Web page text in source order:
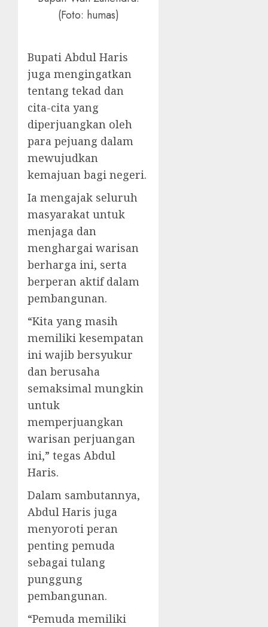
(Foto: humas)
Bupati Abdul Haris
juga mengingatkan
tentang tekad dan
cita-cita yang
diperjuangkan oleh
para pejuang dalam
mewujudkan
kemajuan bagi negeri.
Ia mengajak seluruh
masyarakat untuk
menjaga dan
menghargai warisan
berharga ini, serta
berperan aktif dalam
pembangunan.
“Kita yang masih
memiliki kesempatan
ini wajib bersyukur
dan berusaha
semaksimal mungkin
untuk
memperjuangkan
warisan perjuangan
ini,” tegas Abdul
Haris.
Dalam sambutannya,
Abdul Haris juga
menyoroti peran
penting pemuda
sebagai tulang
punggung
pembangunan.
“Pemuda memiliki